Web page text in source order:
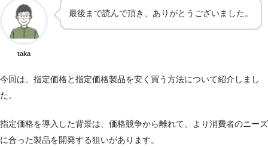
taka
最後まで読んで頂き、ありがとうございました。
今回は、指定価格と指定価格製品を安く買う方法について紹介しまし
た。
指定価格を導入した背景は、価格競争から離れて、より消費者のニーズ
に合った製品を開発する狙いがあります。